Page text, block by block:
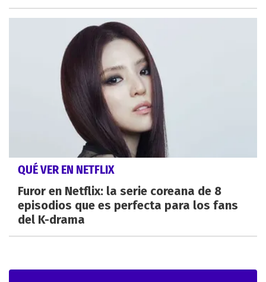
QUÉ VER EN NETFLIX
Furor en Netflix: la serie coreana de 8
episodios que es perfecta para los fans
del K-drama